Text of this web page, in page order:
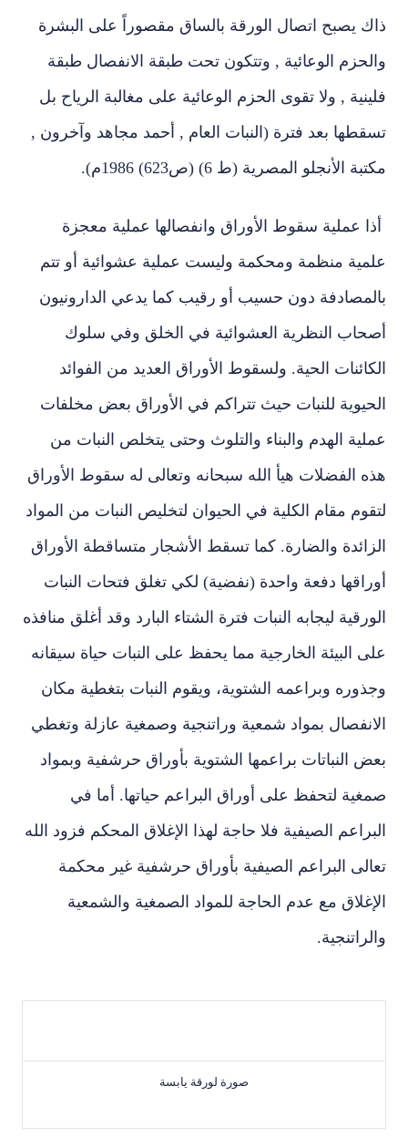
ذاك يصبح اتصال الورقة بالساق مقصوراً على البشرة
والحزم الوعائية , وتتكون تحت طبقة الانفصال طبقة
فلينية , ولا تقوى الحزم الوعائية على مغالبة الرياح بل
تسقطها بعد فترة (النبات العام , أحمد مجاهد وآخرون ,
مكتبة الأنجلو المصرية (ط 6) (ص623) 1986م).
أذا عملية سقوط الأوراق وانفصالها عملية معجزة
علمية منظمة ومحكمة وليست عملية عشوائية أو تتم
بالمصادفة دون حسيب أو رقيب كما يدعي الدارونيون
أصحاب النظرية العشوائية في الخلق وفي سلوك
الكائنات الحية. ولسقوط الأوراق العديد من الفوائد
الحيوية للنبات حيث تتراكم في الأوراق بعض مخلفات
عملية الهدم والبناء والتلوث وحتى يتخلص النبات من
هذه الفضلات هيأ الله سبحانه وتعالى له سقوط الأوراق
لتقوم مقام الكلية في الحيوان لتخليص النبات من المواد
الزائدة والضارة. كما تسقط الأشجار متساقطة الأوراق
أوراقها دفعة واحدة (نفضية) لكي تغلق فتحات النبات
الورقية ليجابه النبات فترة الشتاء البارد وقد أغلق منافذه
على البيئة الخارجية مما يحفظ على النبات حياة سيقانه
وجذوره وبراعمه الشتوية، ويقوم النبات بتغطية مكان
الانفصال بمواد شمعية وراتنجية وصمغية عازلة وتغطي
بعض النباتات براعمها الشتوية بأوراق حرشفية وبمواد
صمغية لتحفظ على أوراق البراعم حياتها. أما في
البراعم الصيفية فلا حاجة لهذا الإغلاق المحكم فزود الله
تعالى البراعم الصيفية بأوراق حرشفية غير محكمة
الإغلاق مع عدم الحاجة للمواد الصمغية والشمعية
والراتنجية.
صورة لورقة يابسة